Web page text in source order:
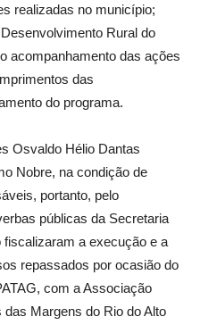
realizadas no município;
Rural do
acompanhamento das ações
das
do programa.
Osvaldo Hélio Dantas
Nobre, na condição de
portanto, pelo
públicas da Secretaria
a execução e a
repassados por ocasião do
com a Associação
Margens do Rio do Alto